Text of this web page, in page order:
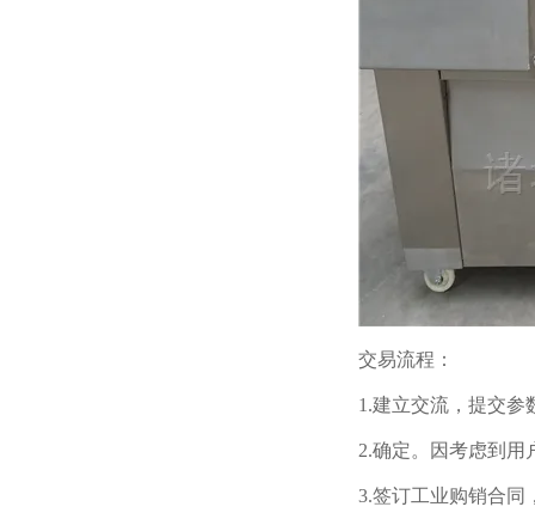
交易流程：
1.建立交流，提交参
2.确定。因考虑到用
3.签订工业购销合同